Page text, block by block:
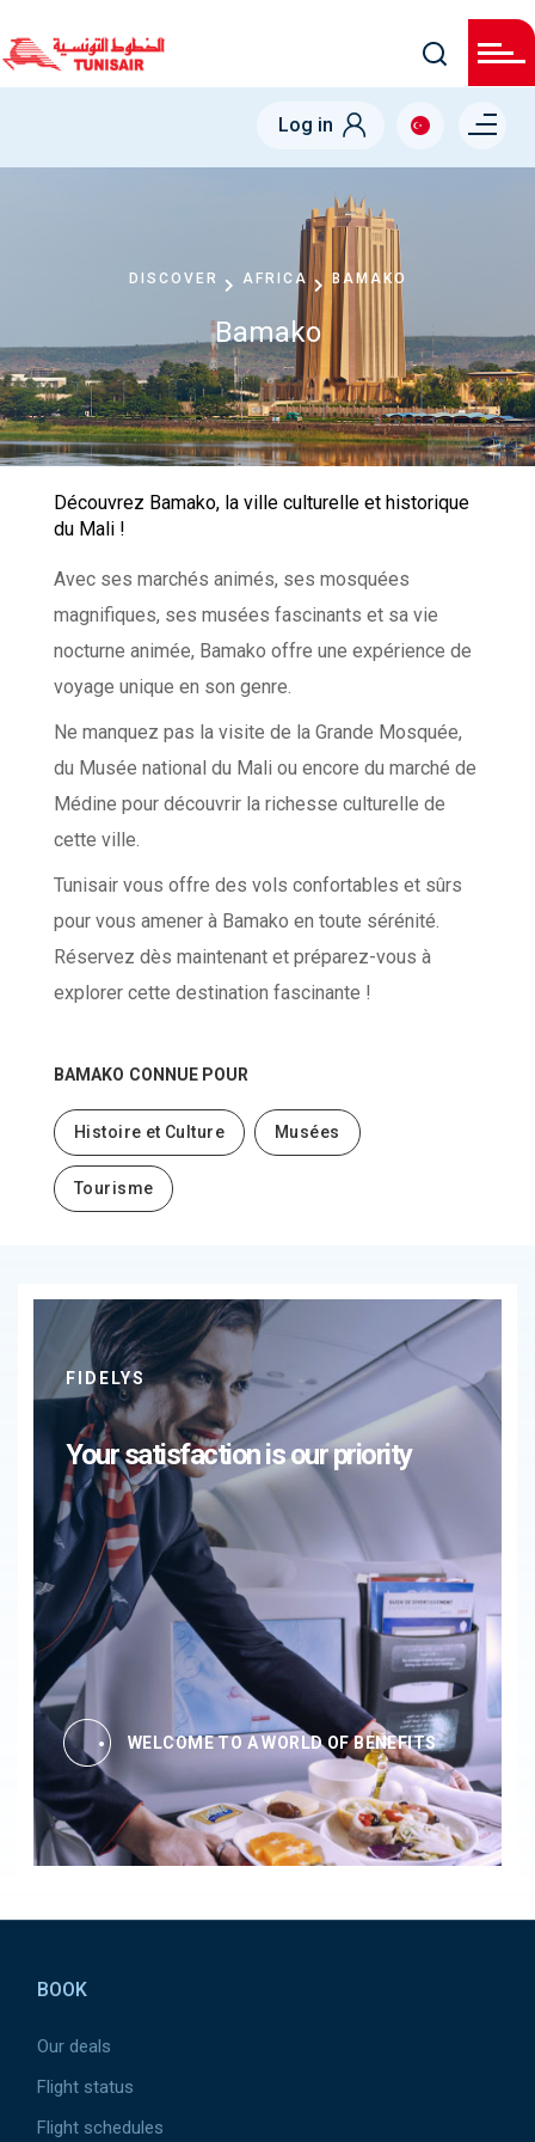
Log in Menu right
DISCOVER AFRICA BAMAKO
Bamako
Découvrez Bamako, la ville culturelle et historique
du Mali !
Avec ses marchés animés, ses mosquées
magnifiques, ses musées fascinants et sa vie
nocturne animée, Bamako offre une expérience de
voyage unique en son genre.
Ne manquez pas la visite de la Grande Mosquée,
du Musée national du Mali ou encore du marché de
Médine pour découvrir la richesse culturelle de
cette ville.
Tunisair vous offre des vols confortables et sûrs
pour vous amener à Bamako en toute sérénité.
Réservez dès maintenant et préparez-vous à
explorer cette destination fascinante !
BAMAKO CONNUE POUR
Histoire et Culture Musées
Tourisme
FIDELYS
Your satisfaction is our priority
WELCOME TO A WORLD OF BENEFITS
BOOK
Our deals
Flight status
Flight schedules